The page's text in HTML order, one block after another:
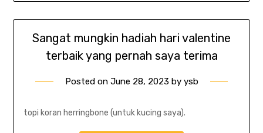
Sangat mungkin hadiah hari valentine
terbaik yang pernah saya terima
Posted on June 28, 2023 by ysb
topi koran herringbone (untuk kucing saya).